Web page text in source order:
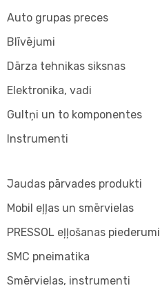
Auto grupas preces
Blīvējumi
Dārza tehnikas siksnas
Elektronika, vadi
Gultņi un to komponentes
Instrumenti
Jaudas pārvades produkti
Mobil eļļas un smērvielas
PRESSOL eļļošanas piederumi
SMC pneimatika
Smērvielas, instrumenti